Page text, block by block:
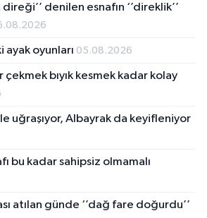
denilen esnafın ‘’direklik’’
ayak oyunları 05.08.2026
bıyık kesmek kadar kolay
uğraşıyor, Albayrak da keyifleniyor
bu kadar sahipsiz olmamalı
atılan günde ‘’dağ fare doğurdu’’